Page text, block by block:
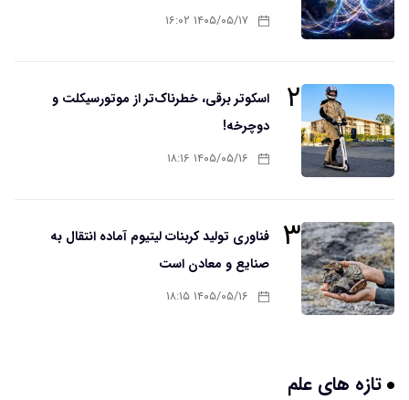
۱۴۰۵/۰۵/۱۷ ۱۶:۰۲
۲
اسکوتر برقی، خطرناک‌تر از موتورسیکلت و
دوچرخه!
۱۴۰۵/۰۵/۱۶ ۱۸:۱۶
۳
فناوری تولید کربنات لیتیوم آماده انتقال به
صنایع و معادن است
۱۴۰۵/۰۵/۱۶ ۱۸:۱۵
تازه های علم